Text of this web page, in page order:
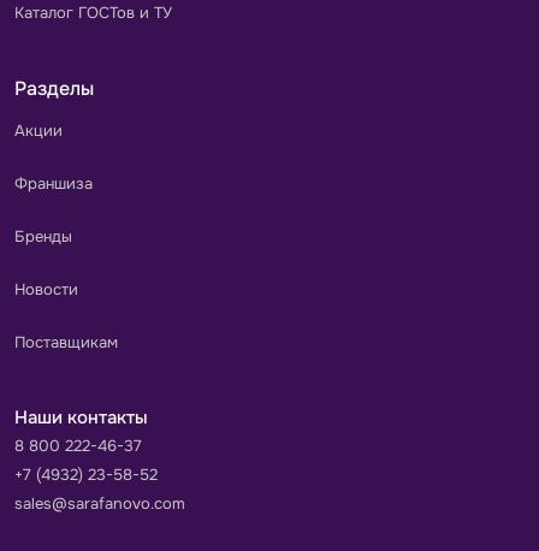
Каталог ГОСТов и ТУ
Разделы
Акции
Франшиза
Бренды
Новости
Поставщикам
Наши контакты
8 800 222-46-37
+7 (4932) 23-58-52
sales@sarafanovo.com